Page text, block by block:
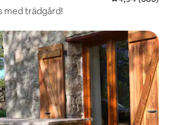
med trädgård!